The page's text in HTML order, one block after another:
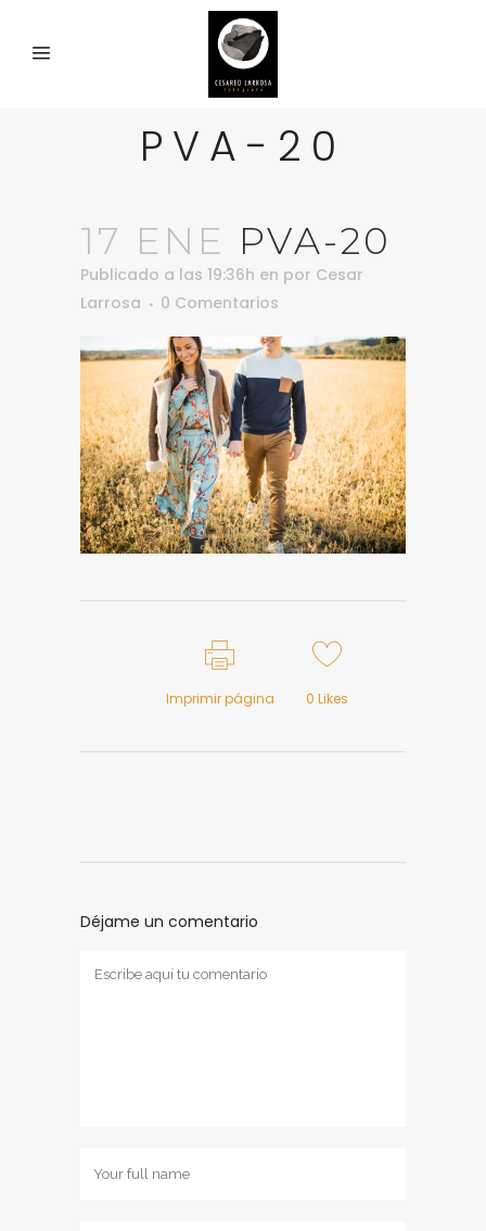
PVA-20
17 ENE PVA-20
Publicado a las 19:36h en por Cesar
Larrosa
0 Comentarios
Imprimir página 0 Likes
Déjame un comentario